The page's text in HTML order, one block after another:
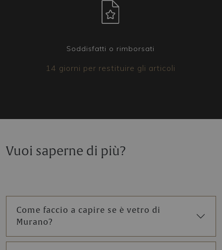
Soddisfatti o rimborsati
14 giorni per restituire gli articoli
Vuoi saperne di più?
Come faccio a capire se è vetro di
Murano?